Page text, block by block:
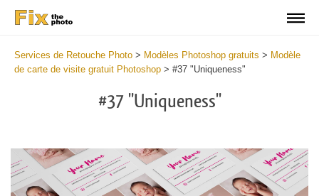
Services de Retouche Photo > Modèles Photoshop gratuits > Modèle
de carte de visite gratuit Photoshop > #37 "Uniqueness"
#37 "Uniqueness"